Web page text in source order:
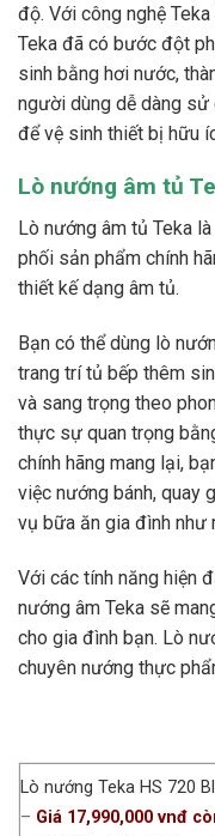
độ. Với công nghệ
Teka đã có bước đột
sinh bằng hơi nước,
người dùng dễ dàng sử
để vệ sinh thiết bị hữu
Lò nướng âm tủ
Lò nướng âm tủ Teka
phối sản phẩm chính
thiết kế dạng âm tủ.
Bạn có thể dùng lò
trang trí tủ bếp thêm
và sang trọng theo
thực sự quan trọng
chính hãng mang lại,
việc nướng bánh, quay
vụ bữa ăn gia đình như
Với các tính năng hiện
nướng âm Teka sẽ
cho gia đình bạn. Lò
chuyên nướng thực
Lò nướng Teka HS 720
– Giá 17,990,000 vnđ